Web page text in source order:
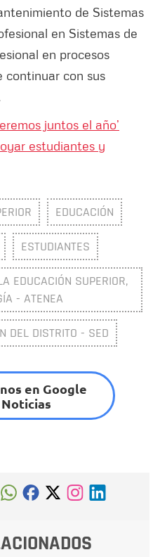
de Sistemas
en Sistemas de
en procesos
continuar con sus
juntos el año’
estudiantes y
EDUCACIÓN
ESTUDIANTES
EDUCACIÓN SUPERIOR,
- ATENEA
DEL DISTRITO - SED
en Google
Noticias